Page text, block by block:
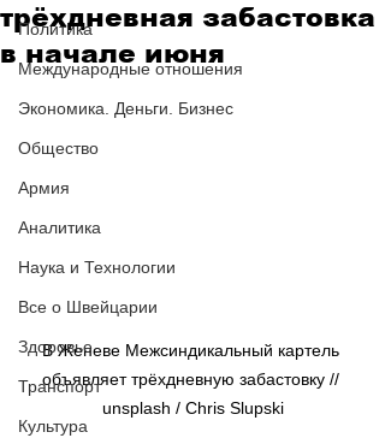
Политика
Международные отношения
Экономика. Деньги. Бизнес
Общество
Армия
Аналитика
Наука и Технологии
Все о Швейцарии
Здоровье
Транспорт
Культура
трёхдневная забастовка
в начале июня
В Женеве Межсиндикальный картель
объявляет трёхдневную забастовку //
unsplash / Chris Slupski